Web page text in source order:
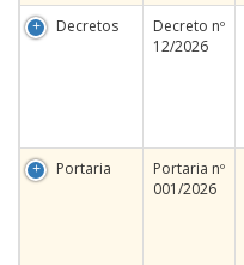
Decretos
Decreto nº
12/2026
Portaria
Portaria nº
001/2026